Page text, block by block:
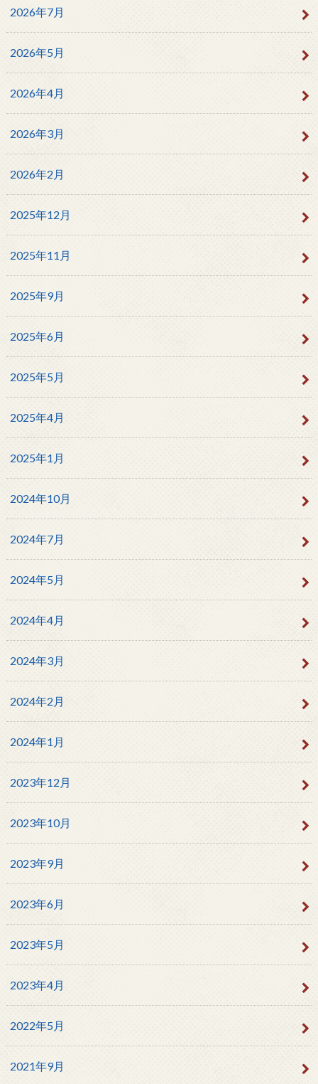
2026年7月
2026年5月
2026年4月
2026年3月
2026年2月
2025年12月
2025年11月
2025年9月
2025年6月
2025年5月
2025年4月
2025年1月
2024年10月
2024年7月
2024年5月
2024年4月
2024年3月
2024年2月
2024年1月
2023年12月
2023年10月
2023年9月
2023年6月
2023年5月
2023年4月
2022年5月
2021年9月